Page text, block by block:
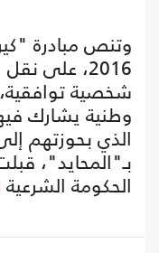
وتنص مبادرة
2016، على
شخصية
وطنية يشارك
الذي بحوزتهم
بـ"المحايد"،
الحكومة الشرعية